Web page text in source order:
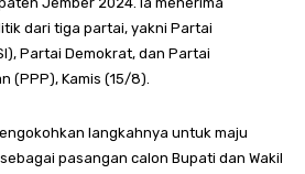
dari tiga partai, yakni Partai
Partai Demokrat, dan Partai
(PPP), Kamis (15/8).
langkahnya untuk maju
pasangan calon Bupati dan Wakil